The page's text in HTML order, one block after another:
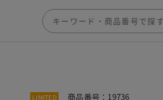
LIMITED 商品番号：19736